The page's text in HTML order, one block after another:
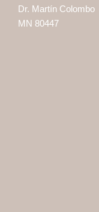
Dr. Martín Colombo
MN 80447